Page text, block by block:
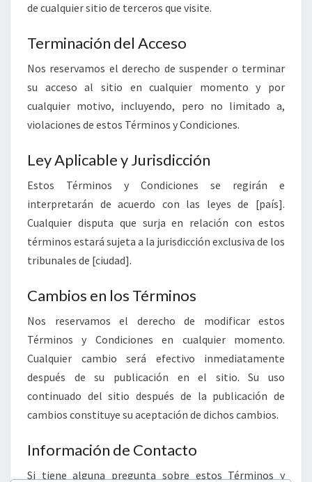
de cualquier sitio de terceros que visite.
Terminación del Acceso
Nos reservamos el derecho de suspender o terminar
su acceso al sitio en cualquier momento y por
cualquier motivo, incluyendo, pero no limitado a,
violaciones de estos Términos y Condiciones.
Ley Aplicable y Jurisdicción
Estos Términos y Condiciones se regirán e
interpretarán de acuerdo con las leyes de [país].
Cualquier disputa que surja en relación con estos
términos estará sujeta a la jurisdicción exclusiva de los
tribunales de [ciudad].
Cambios en los Términos
Nos reservamos el derecho de modificar estos
Términos y Condiciones en cualquier momento.
Cualquier cambio será efectivo inmediatamente
después de su publicación en el sitio. Su uso
continuado del sitio después de la publicación de
cambios constituye su aceptación de dichos cambios.
Información de Contacto
Si tiene alguna pregunta sobre estos Términos y